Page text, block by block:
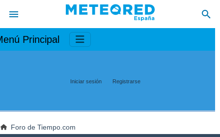
Principal
Iniciar sesión Registrarse
Foro de Tiempo.com